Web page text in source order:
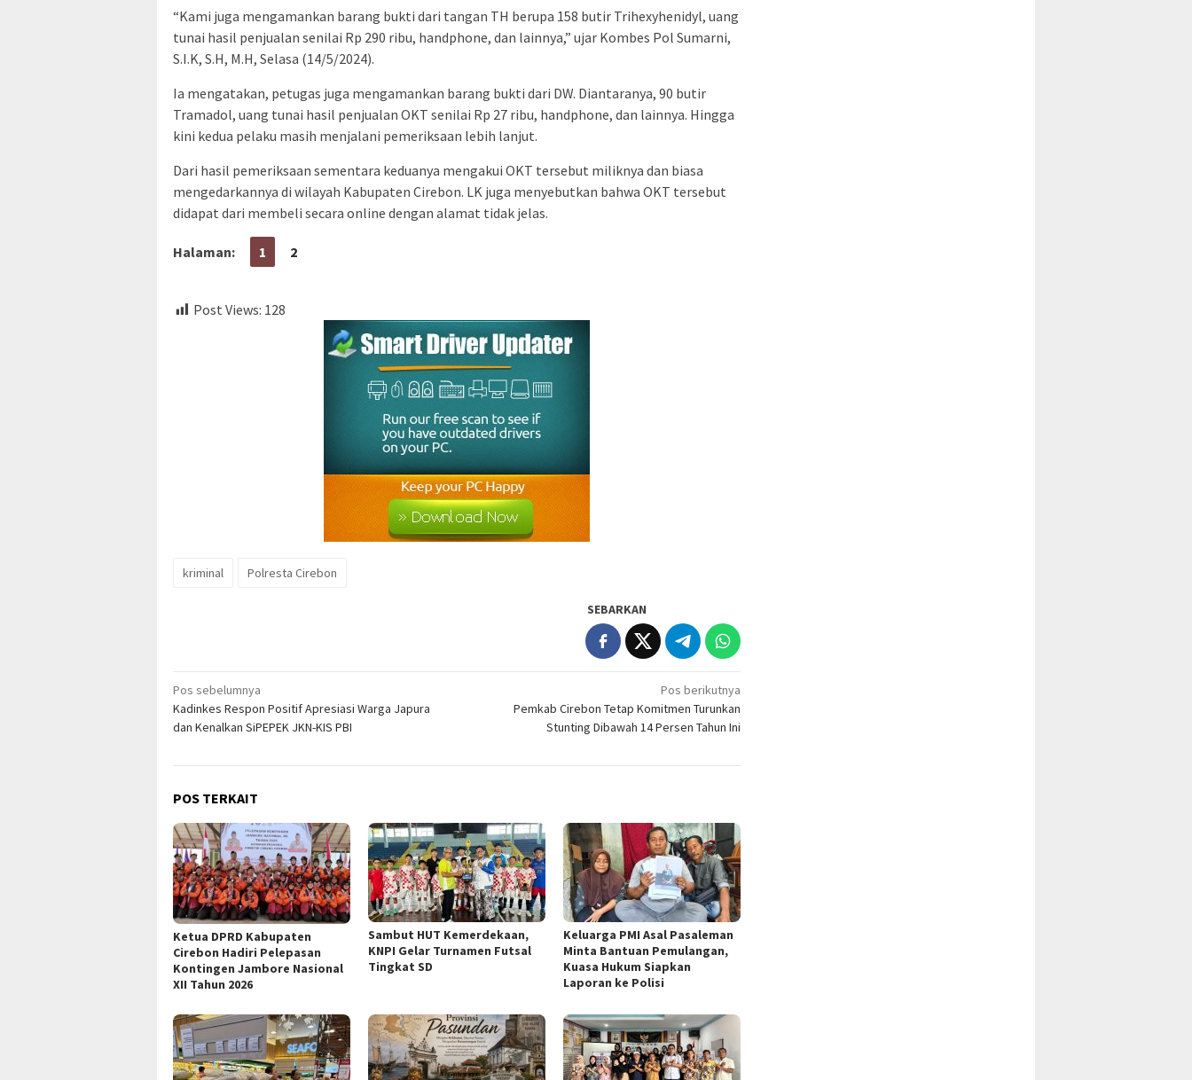
“Kami juga mengamankan barang bukti dari tangan TH berupa 158 butir Trihexyhenidyl, uang
tunai hasil penjualan senilai Rp 290 ribu, handphone, dan lainnya,” ujar Kombes Pol Sumarni,
S.I.K, S.H, M.H, Selasa (14/5/2024).
Ia mengatakan, petugas juga mengamankan barang bukti dari DW. Diantaranya, 90 butir
Tramadol, uang tunai hasil penjualan OKT senilai Rp 27 ribu, handphone, dan lainnya. Hingga
kini kedua pelaku masih menjalani pemeriksaan lebih lanjut.
Dari hasil pemeriksaan sementara keduanya mengakui OKT tersebut miliknya dan biasa
mengedarkannya di wilayah Kabupaten Cirebon. LK juga menyebutkan bahwa OKT tersebut
didapat dari membeli secara online dengan alamat tidak jelas.
Halaman: 1 2
Post Views: 128
kriminal Polresta Cirebon
SEBARKAN
Navigasi
pos
Pos sebelumnya
Kadinkes Respon Positif Apresiasi Warga Japura
dan Kenalkan SiPEPEK JKN-KIS PBI
Pos berikutnya
Pemkab Cirebon Tetap Komitmen Turunkan
Stunting Dibawah 14 Persen Tahun Ini
POS TERKAIT
Ketua DPRD Kabupaten
Cirebon Hadiri Pelepasan
Kontingen Jambore Nasional
XII Tahun 2026
Sambut HUT Kemerdekaan,
KNPI Gelar Turnamen Futsal
Tingkat SD
Keluarga PMI Asal Pasaleman
Minta Bantuan Pemulangan,
Kuasa Hukum Siapkan
Laporan ke Polisi